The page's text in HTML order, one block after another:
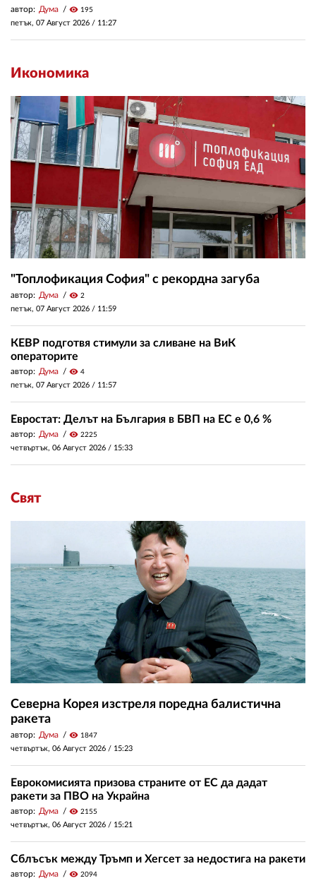
автор: Дума visibility 195
петък, 07 Август 2026 / 11:27
Икономика
"Топлофикация София" с рекордна загуба
автор: Дума visibility 2
петък, 07 Август 2026 / 11:59
КЕВР подготвя стимули за сливане на ВиК
операторите
автор: Дума visibility 4
петък, 07 Август 2026 / 11:57
Евростат: Делът на България в БВП на ЕС е 0,6 %
автор: Дума visibility 2225
четвъртък, 06 Август 2026 / 15:33
Свят
Северна Корея изстреля поредна балистична
ракета
автор: Дума visibility 1847
четвъртък, 06 Август 2026 / 15:23
Еврокомисията призова страните от ЕС да дадат
ракети за ПВО на Украйна
автор: Дума visibility 2155
четвъртък, 06 Август 2026 / 15:21
Сблъсък между Тръмп и Хегсет за недостига на ракети
автор: Дума visibility 2094